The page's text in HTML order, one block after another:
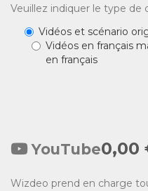
Veuillez indiquer le type de
Vidéos et scénario
Vidéos en français
en français
YouTube0,00
Wizdeo prend en charge